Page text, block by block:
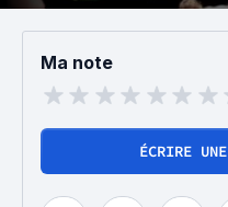
Ma note
ÉCRIRE